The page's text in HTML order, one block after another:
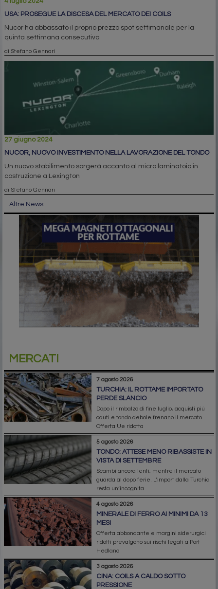
USA: PROSEGUE LA DISCESA DEL MERCATO DEI COILS
Nucor ha abbassato il proprio prezzo spot settimanale per la
quinta settimana consecutiva
di Stefano Gennari
27 giugno 2024
NUCOR, NUOVO INVESTIMENTO NELLA LAVORAZIONE DEL TONDO
Un nuovo stabilimento sorgerà accanto al micro laminatoio in
costruzione a Lexington
di Stefano Gennari
Altre News
MERCATI
7 agosto 2026
TURCHIA: IL ROTTAME IMPORTATO
PERDE SLANCIO
Dopo il rimbalzo di fine luglio, acquisti più
cauti e tondo debole frenano il mercato.
Offerta Ue ridotta
5 agosto 2026
TONDO: ATTESE MENO RIBASSISTE IN
VISTA DI SETTEMBRE
Scambi ancora lenti, mentre il mercato
guarda al dopo ferie. L’import dalla Turchia
resta un’incognita
4 agosto 2026
MINERALE DI FERRO AI MINIMI DA 13
MESI
Offerta abbondante e margini siderurgici
ridotti prevalgono sui rischi legati a Port
Hedland
3 agosto 2026
CINA: COILS A CALDO SOTTO
PRESSIONE